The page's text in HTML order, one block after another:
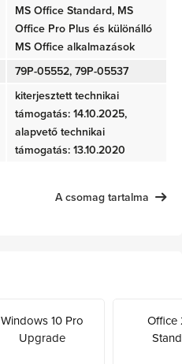
MS Office Standard, MS
Office Pro Plus és különálló
MS Office alkalmazások
79P-05552, 79P-05537
kiterjesztett technikai
támogatás: 14.10.2025,
alapvető technikai
támogatás: 13.10.2020
A csomag tartalma
Windows 10 Pro
Upgrade
Office